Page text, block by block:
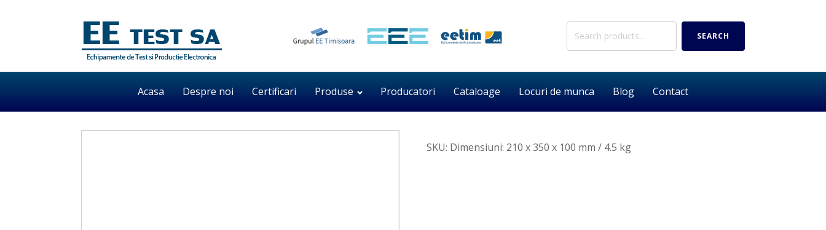
Search
SEARCH
Acasa Despre noi Certificari Produse Producatori Cataloage Locuri de munca Blog Contact
SKU: Dimensiuni: 210 x 350 x 100 mm / 4.5 kg